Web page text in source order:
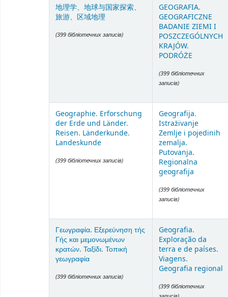
地理学、地球与国家探索、
旅游、区域地理
(399 бібліотечних записів)
GEOGRAFIA.
GEOGRAFICZNE
BADANIE ZIEMI I
POSZCZEGÓLNYCH
KRAJÓW.
PODRÓŻE
(399 бібліотечних
записів)
Geographie. Erforschung
der Erde und Länder.
Reisen. Länderkunde.
Landeskunde
(399 бібліотечних записів)
Geografija.
Istraživanje
Zemlje i pojedinih
zemalja.
Putovanja.
Regionalna
geografija
(399 бібліотечних
записів)
Γεωγραφία. Εξερεύνηση τής
Γής και μεμονωμένων
κρατών. Ταξίδι. Τοπική
γεωγραφία
(399 бібліотечних записів)
Geografia.
Exploração da
terra e de países.
Viagens.
Geografia regional
(399 бібліотечних